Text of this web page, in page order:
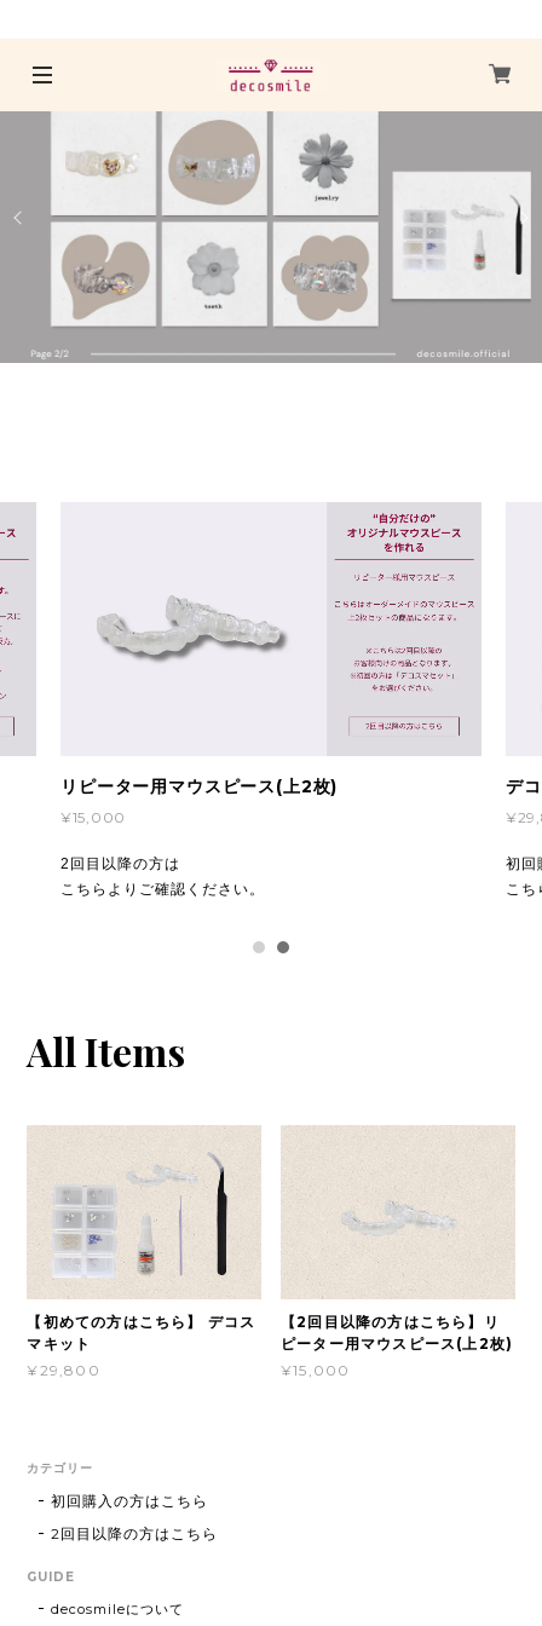
リピーター用マウスピース(上2枚)
¥15,000
2回目以降の方は
こちらよりご確認ください。
デ
初回
こち
All Items
【初めての方はこちら】 デコス
マキット
¥29,800
【2回目以降の方はこちら】リ
ピーター用マウスピース(上2枚)
¥15,000
カテゴリー
初回購入の方はこちら
2回目以降の方はこちら
GUIDE
decosmileについて